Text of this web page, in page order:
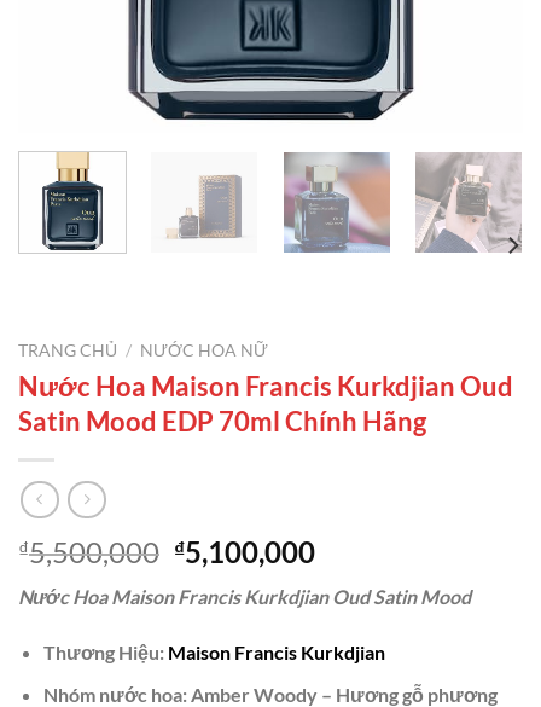
TRANG CHỦ / NƯỚC HOA NỮ
Nước Hoa Maison Francis Kurkdjian Oud
Satin Mood EDP 70ml Chính Hãng
₫5,500,000 Giá
gốc
là:
₫5,500,000.
₫5,100,000Giá
tại
là:
₫5,100,000.
Nước Hoa Maison Francis Kurkdjian Oud Satin Mood
Thương Hiệu: Maison Francis Kurkdjian
Nhóm nước hoa: Amber Woody – Hương gỗ phương